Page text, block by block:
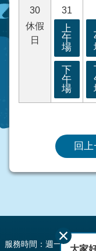
30
休假
日
31
上
午
場
下
午
場
回
服務時間：週一至週五
大家